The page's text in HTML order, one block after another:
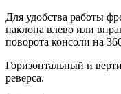
Для удобства работы
наклона влево или
поворота консоли на
Горизонтальный и
реверса.